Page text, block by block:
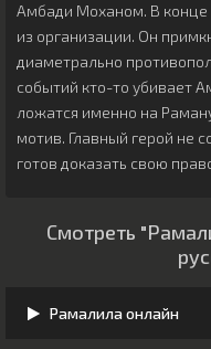
Амбади Моханом. В конце
из организации. Он
диаметрально
событий кто-то убивает
ложатся именно на
мотив. Главный герой не
готов доказать свою
Смотреть
Рамалила онлайн